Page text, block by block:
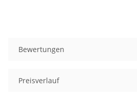
Bewertungen
Preisverlauf